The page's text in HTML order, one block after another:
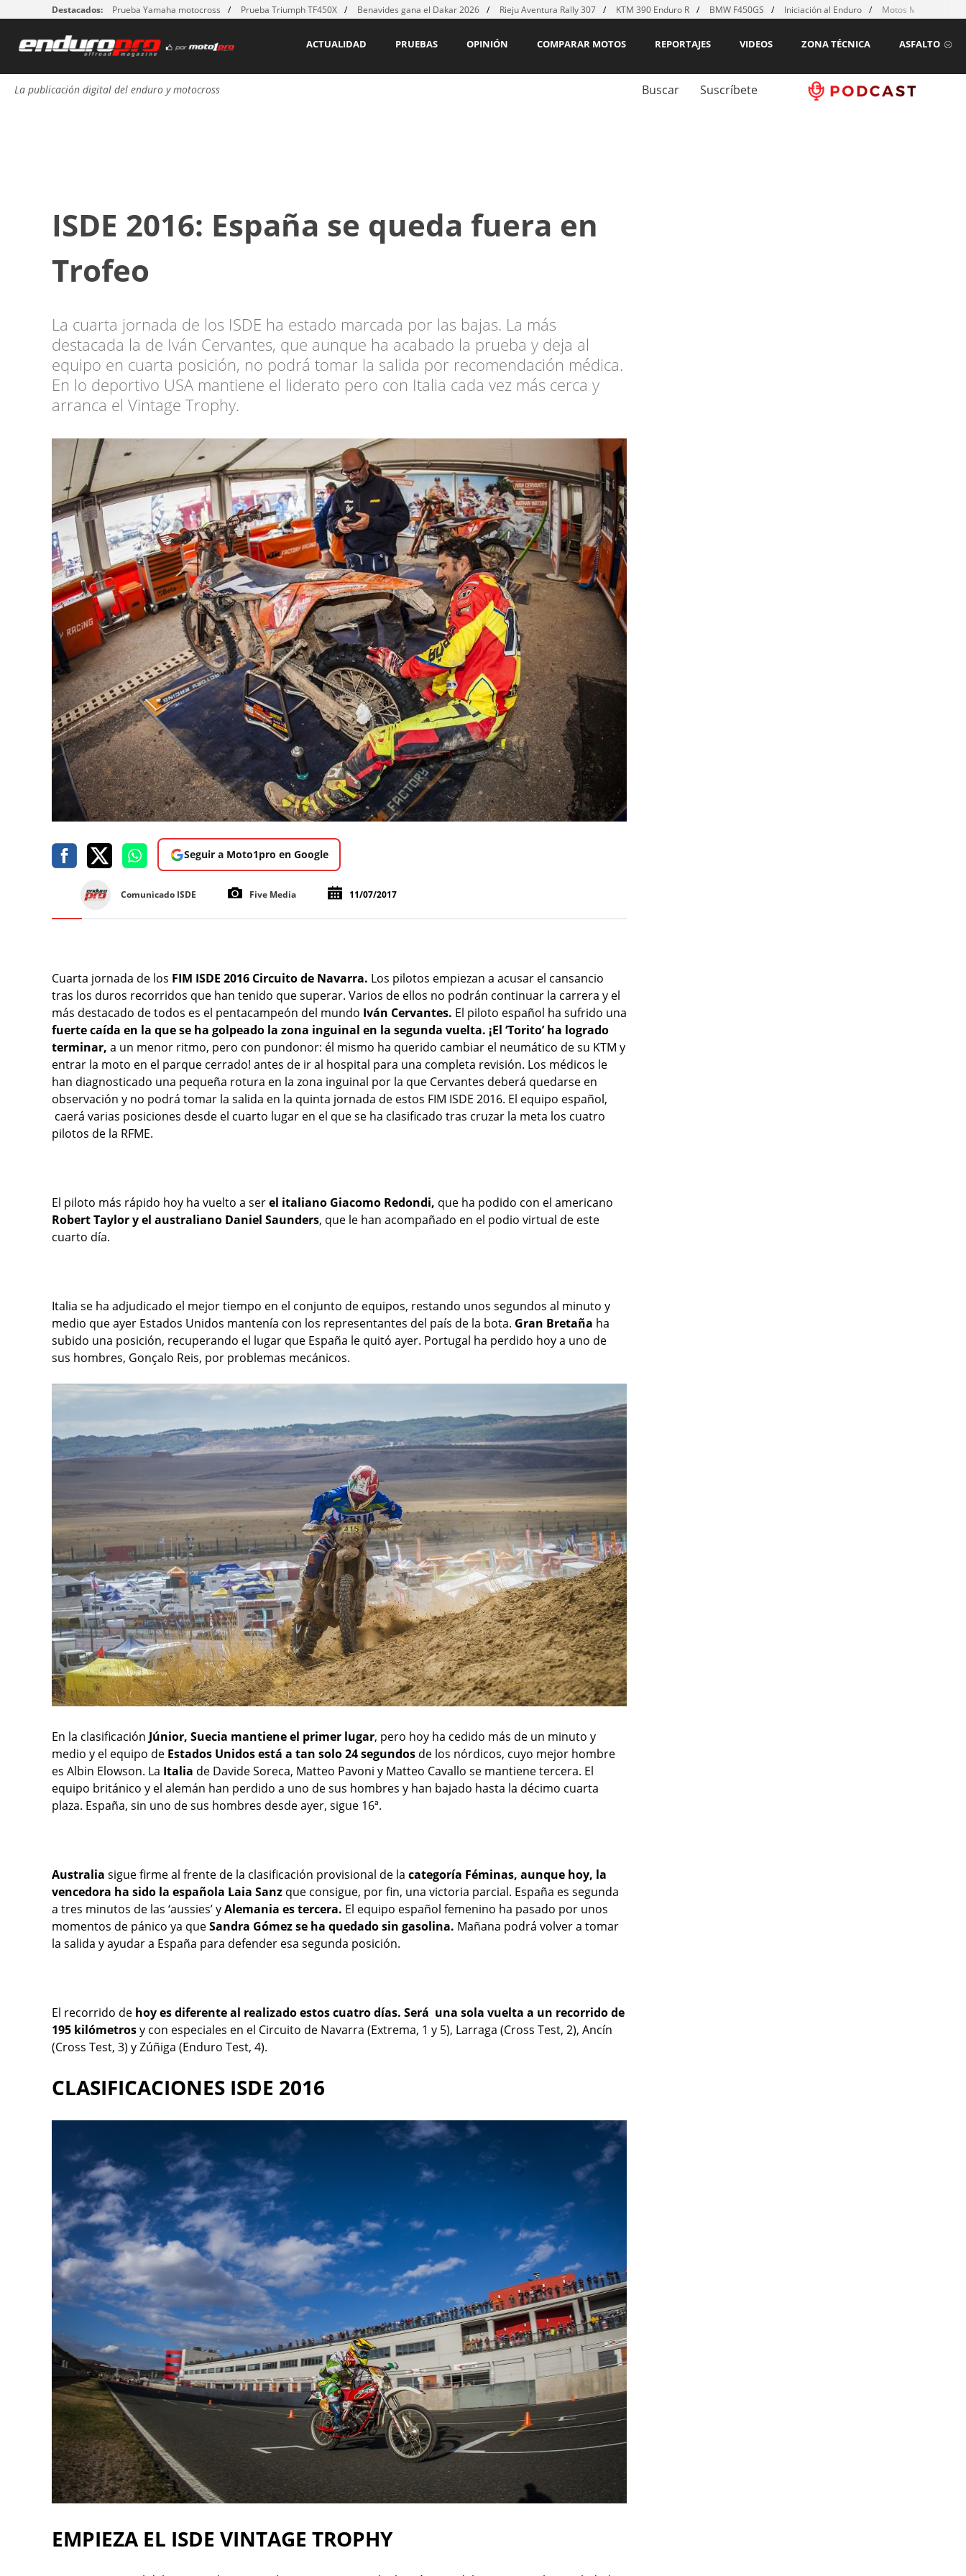
Destacados: Prueba Yamaha motocross Prueba Triumph TF450X Benavides gana el Dakar 2026 Rieju Aventura Rally 307 KTM 390 Enduro R BMW F450GS Iniciación al Enduro Motos MX para
ASFALTO
ZONA TÉCNICA
VIDEOS
REPORTAJES
COMPARAR MOTOS
OPINIÓN
PRUEBAS
ACTUALIDAD
La publicación digital del enduro y motocross Buscar Suscríbete
ISDE 2016: España se queda fuera en
Trofeo
La cuarta jornada de los ISDE ha estado marcada por las bajas. La más
destacada la de Iván Cervantes, que aunque ha acabado la prueba y deja al
equipo en cuarta posición, no podrá tomar la salida por recomendación médica.
En lo deportivo USA mantiene el liderato pero con Italia cada vez más cerca y
arranca el Vintage Trophy.
Seguir a Moto1pro en Google
Comunicado ISDE Five Media 11/07/2017
Cuarta jornada de los FIM ISDE 2016 Circuito de Navarra. Los pilotos empiezan a acusar el cansancio
tras los duros recorridos que han tenido que superar. Varios de ellos no podrán continuar la carrera y el
más destacado de todos es el pentacampeón del mundo Iván Cervantes. El piloto español ha sufrido una
fuerte caída en la que se ha golpeado la zona inguinal en la segunda vuelta. ¡El ‘Torito’ ha logrado
terminar, a un menor ritmo, pero con pundonor: él mismo ha querido cambiar el neumático de su KTM y
entrar la moto en el parque cerrado! antes de ir al hospital para una completa revisión. Los médicos le
han diagnosticado una pequeña rotura en la zona inguinal por la que Cervantes deberá quedarse en
observación y no podrá tomar la salida en la quinta jornada de estos FIM ISDE 2016. El equipo español,
caerá varias posiciones desde el cuarto lugar en el que se ha clasificado tras cruzar la meta los cuatro
pilotos de la RFME.
El piloto más rápido hoy ha vuelto a serel italiano Giacomo Redondi, que ha podido con el americano
Robert Taylor y el australiano Daniel Saunders, que le han acompañado en el podio virtual de este
cuarto día.
Italia se ha adjudicado el mejor tiempo en el conjunto de equipos, restando unos segundos al minuto y
medio que ayer Estados Unidos mantenía con los representantes del país de la bota. Gran Bretaña ha
subido una posición, recuperando el lugar que España le quitó ayer. Portugal ha perdido hoy a uno de
sus hombres, Gonçalo Reis, por problemas mecánicos.
En la clasificación Júnior, Suecia mantiene el primer lugar, pero hoy ha cedido más de un minuto y
medio y el equipo de Estados Unidos está a tan solo 24 segundos de los nórdicos, cuyo mejor hombre
es Albin Elowson. La Italia de Davide Soreca, Matteo Pavoni y Matteo Cavallo se mantiene tercera. El
equipo británico y el alemán han perdido a uno de sus hombres y han bajado hasta la décimo cuarta
plaza. España, sin uno de sus hombres desde ayer, sigue 16ª.
Australia sigue firme al frente de la clasificación provisional de la categoría Féminas, aunque hoy, la
vencedora ha sido la española Laia Sanz que consigue, por fin, una victoria parcial. España es segunda
a tres minutos de las ‘aussies’ yAlemania es tercera. El equipo español femenino ha pasado por unos
momentos de pánico ya queSandra Gómez se ha quedado sin gasolina. Mañana podrá volver a tomar
la salida y ayudar a España para defender esa segunda posición.
El recorrido de hoy es diferente al realizado estos cuatro días. Será una sola vuelta a un recorrido de
195 kilómetrosy con especiales en el Circuito de Navarra (Extrema, 1 y 5), Larraga (Cross Test, 2), Ancín
(Cross Test, 3) y Zúñiga (Enduro Test, 4).
CLASIFICACIONES ISDE 2016
EMPIEZA EL ISDE VINTAGE TROPHY